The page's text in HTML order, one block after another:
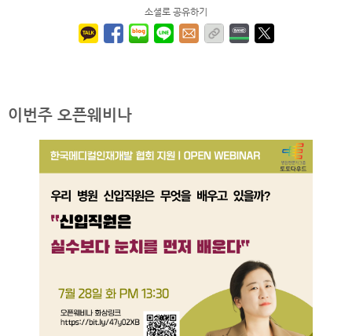
소셜로 공유하기
이번주 오픈웨비나